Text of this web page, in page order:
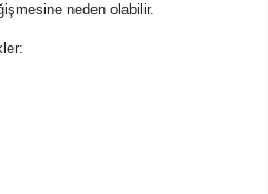
neden olabilir.